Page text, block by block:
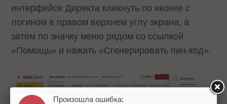
интерфейсе Директа кликнуть по иконке с
логином в правом верхнем углу экрана, а
затем по значку меню рядом со ссылкой
«Помощь» и нажать «Сгенерировать пин-код».
Произошла ошибка: